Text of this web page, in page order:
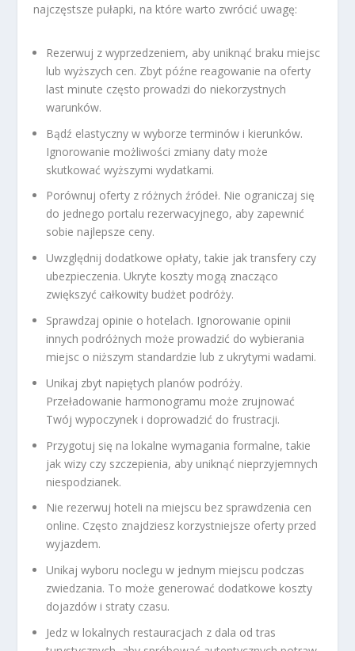
najczęstsze pułapki, na które warto zwrócić uwagę:
Rezerwuj z wyprzedzeniem, aby uniknąć braku miejsc
lub wyższych cen. Zbyt późne reagowanie na oferty
last minute często prowadzi do niekorzystnych
warunków.
Bądź elastyczny w wyborze terminów i kierunków.
Ignorowanie możliwości zmiany daty może
skutkować wyższymi wydatkami.
Porównuj oferty z różnych źródeł. Nie ograniczaj się
do jednego portalu rezerwacyjnego, aby zapewnić
sobie najlepsze ceny.
Uwzględnij dodatkowe opłaty, takie jak transfery czy
ubezpieczenia. Ukryte koszty mogą znacząco
zwiększyć całkowity budżet podróży.
Sprawdzaj opinie o hotelach. Ignorowanie opinii
innych podróżnych może prowadzić do wybierania
miejsc o niższym standardzie lub z ukrytymi wadami.
Unikaj zbyt napiętych planów podróży.
Przeładowanie harmonogramu może zrujnować
Twój wypoczynek i doprowadzić do frustracji.
Przygotuj się na lokalne wymagania formalne, takie
jak wizy czy szczepienia, aby uniknąć nieprzyjemnych
niespodzianek.
Nie rezerwuj hoteli na miejscu bez sprawdzenia cen
online. Często znajdziesz korzystniejsze oferty przed
wyjazdem.
Unikaj wyboru noclegu w jednym miejscu podczas
zwiedzania. To może generować dodatkowe koszty
dojazdów i straty czasu.
Jedz w lokalnych restauracjach z dala od tras